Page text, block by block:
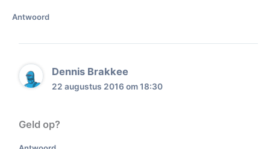
Antwoord
Dennis Brakkee
22 augustus 2016 om 18:30
Geld op?